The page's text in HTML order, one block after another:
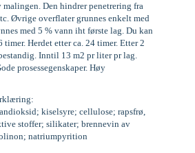
malingen. Den hindrer penetrering fra
Øvrige overflater grunnes enkelt med
med 5 % vann iht første lag. Du kan
Herdet etter ca. 24 timer. Etter 2
Inntil 13 m2 pr liter pr lag.
prosessegenskaper. Høy
kiselsyre; cellulose; rapsfrø,
stoffer; silikater; brennevin av
natriumpyrition